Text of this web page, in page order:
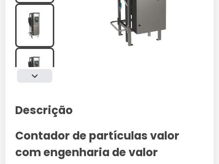
Descrição
Contador de partículas valor
com engenharia de valor